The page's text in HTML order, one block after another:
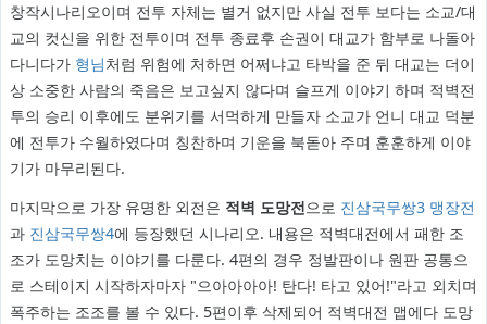
창작시나리오이며 전투 자체는 별거 없지만 사실 전투 보다는 소교/대
교의 컷신을 위한 전투이며 전투 종료후 손권이 대교가 함부로 나돌아
다니다가 형님처럼 위험에 처하면 어쩌냐고 타박을 준 뒤 대교는 더이
상 소중한 사람의 죽음은 보고싶지 않다며 슬프게 이야기 하며 적벽전
투의 승리 이후에도 분위기를 서먹하게 만들자 소교가 언니 대교 덕분
에 전투가 수월하였다며 칭찬하며 기운을 북돋아 주며 훈훈하게 이야
기가 마무리된다.
마지막으로 가장 유명한 외전은 적벽 도망전으로 진삼국무쌍3 맹장전
과 진삼국무쌍4에 등장했던 시나리오. 내용은 적벽대전에서 패한 조
조가 도망치는 이야기를 다룬다. 4편의 경우 정발판이나 원판 공통으
로 스테이지 시작하자마자 "으아아아아! 탄다! 타고 있어!"라고 외치며
폭주하는 조조를 볼 수 있다. 5편이후 삭제되어 적벽대전 맵에다 도망